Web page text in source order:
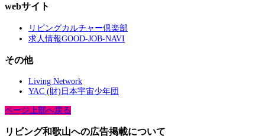
webサイト
リビングカルチャー倶楽部
求人情報GOOD-JOB-NAVI
その他
Living Network
YAC (財)日本宇宙少年団
ページ上部へ戻る
リビング和歌山への広告掲載について